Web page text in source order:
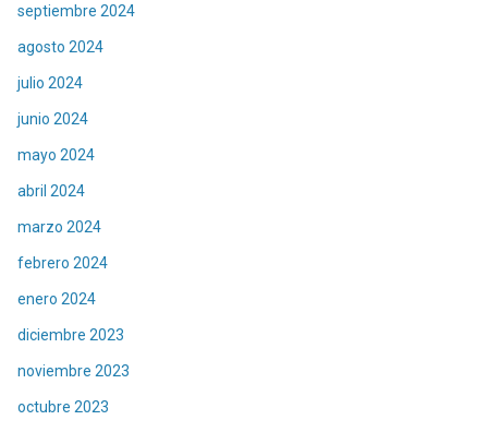
septiembre 2024
agosto 2024
julio 2024
junio 2024
mayo 2024
abril 2024
marzo 2024
febrero 2024
enero 2024
diciembre 2023
noviembre 2023
octubre 2023